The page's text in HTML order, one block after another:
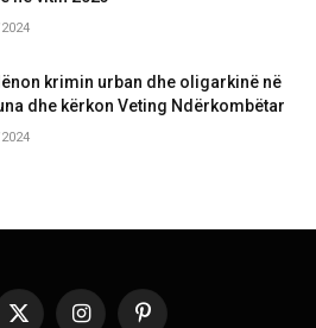
krimin urban dhe oligarkinë në
dhe kërkon Veting Ndërkombëtar
X InstagramPinterest